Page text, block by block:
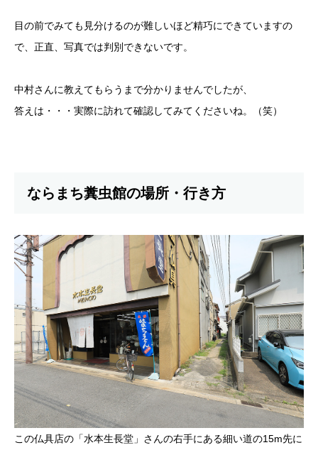
目の前でみても見分けるのが難しいほど精巧にできていますの
で、正直、写真では判別できないです。
中村さんに教えてもらうまで分かりませんでしたが、
答えは・・・実際に訪れて確認してみてくださいね。（笑）
ならまち糞虫館の場所・行き方
この仏具店の「水本生長堂」さんの右手にある細い道の15m先に